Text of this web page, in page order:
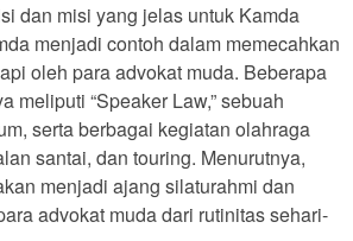
dan misi yang jelas untuk Kamda
menjadi contoh dalam memecahkan
oleh para advokat muda. Beberapa
meliputi “Speaker Law,” sebuah
serta berbagai kegiatan olahraga
santai, dan touring. Menurutnya,
menjadi ajang silaturahmi dan
advokat muda dari rutinitas sehari-